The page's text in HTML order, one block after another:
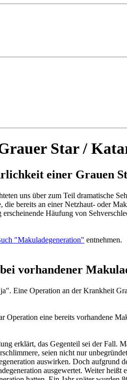
Star /
einer Grauen
uns über zum Teil dramatische
bereits an einer Netzhaut- oder
Häufung von
"Makuladegeneration" entnehmen.
vorhandener
Eine Operation an der Krankheit
Operation eine bereits vorhandene
erklärt, das Gegenteil sei der Fall.
seien nicht nur
auswirken. Doch aufgrund
ausgewertet. Weiter heißt